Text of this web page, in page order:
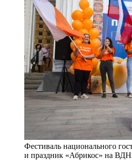
Фестиваль национального
и праздник «Абрикос» на